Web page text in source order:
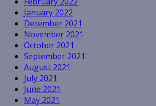
January 2022
December 2021
November 2021
October 2021
September 2021
August 2021
July 2021
June 2021
May 2021